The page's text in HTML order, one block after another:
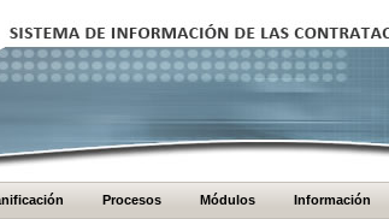
Procesos Módulos Información